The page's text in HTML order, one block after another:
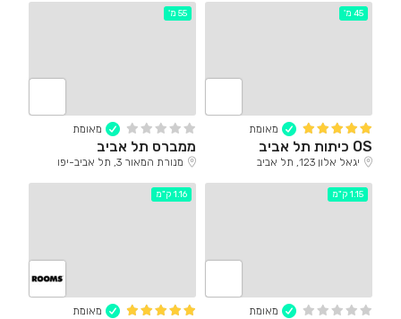
מאומת
45 מ'
OS כיתות תל אביב
יגאל אלון 123, תל אביב
מאומת
55 מ'
ממברס תל אביב
מנורת המאור 3, תל אביב-יפו
מאומת
1.15 ק"מ
מאומת
1.16 ק"מ